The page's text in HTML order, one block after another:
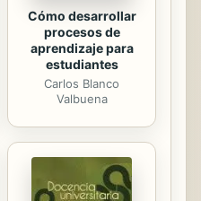
Cómo desarrollar
procesos de
aprendizaje para
estudiantes
Carlos Blanco
Valbuena